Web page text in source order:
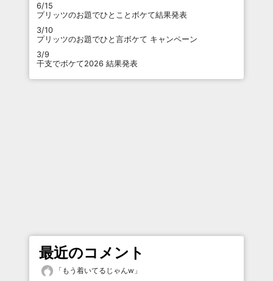
6/15
プリッツのお題でひとことボケて結果発表
3/10
プリッツのお題でひと言ボケて キャンペーン
3/9
干支でボケて2026 結果発表
最近のコメント
「 もう着いてるじゃんw 」